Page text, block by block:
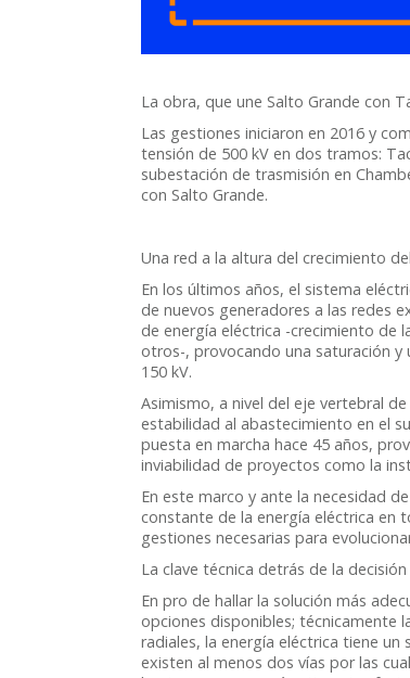
La obra, que une Salto Grande con
Las gestiones iniciaron en 2016 y
tensión de 500 kV en dos tramos:
subestación de trasmisión en
con Salto Grande.
Una red a la altura del crecimiento
En los últimos años, el sistema
de nuevos generadores a las redes
de energía eléctrica -crecimiento de
otros-, provocando una saturación
150 kV.
Asimismo, a nivel del eje vertebral
estabilidad al abastecimiento en el
puesta en marcha hace 45 años,
inviabilidad de proyectos como la
En este marco y ante la necesidad
constante de la energía eléctrica en
gestiones necesarias para
La clave técnica detrás de la decisión
En pro de hallar la solución más
opciones disponibles; técnicamente
radiales, la energía eléctrica tiene
existen al menos dos vías por las